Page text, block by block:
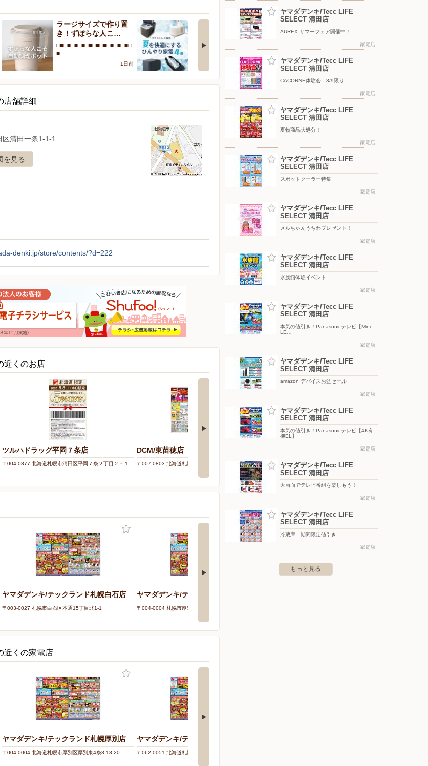
ラージサイズで作り置
き！ずぼらな人こ…
□■□■□■□■□■□■□■□■□■□■□
■…
1日前
プチストレス解消！夏
を快適にするひん…
□■□■□■□■□■□■□■□■□■□■□
4日前
Ankerの最新！水拭き
がすごいロボット…
□■□■□■□■□■□■□■□■□■□■□
店舗詳細
清田一条1-1-1
を見る
denki.jp/store/contents/?d=222
近くのお店
ツルハドラッグ平岡７条店
〒004-0877 北海道札幌市清田区平岡７条２丁目２－１
DCM/東苗穂店
〒007-0803 北海道札幌市東区東苗穂三条2-5-10 〒004-0814 北海道札幌市清田区美しが丘 4条5-389-176
ヤマダデンキ/テックランド札幌白石店
〒003-0027 札幌市白石区本通15丁目北1-1
ヤマダデンキ/テックランド札幌厚別店
〒004-0004 札幌市厚別区厚別東4条8-18-20
近くの家電店
ヤマダデンキ/テックランド札幌厚別店
〒004-0004 北海道札幌市厚別区厚別東4条8-18-20
ヤマダデンキ/テックランド札幌月寒店
〒062-0051 北海道札幌市豊平区月寒東1条12-1-1
ヤマダデンキ/Tecc LIFE
SELECT 清田店
AUREX サマーフェア開催中！
家電店
ヤマダデンキ/Tecc LIFE
SELECT 清田店
CACORNE体験会 8/9限り
家電店
ヤマダデンキ/Tecc LIFE
SELECT 清田店
夏物商品大処分！
家電店
ヤマダデンキ/Tecc LIFE
SELECT 清田店
スポットクーラー特集
家電店
ヤマダデンキ/Tecc LIFE
SELECT 清田店
メルちゃんうちわプレゼント！
家電店
ヤマダデンキ/Tecc LIFE
SELECT 清田店
水族館体験イベント
家電店
ヤマダデンキ/Tecc LIFE
SELECT 清田店
本気の値引き！Panasonicテレビ【Mini
LE…
家電店
ヤマダデンキ/Tecc LIFE
SELECT 清田店
amazon デバイスお盆セール
家電店
ヤマダデンキ/Tecc LIFE
SELECT 清田店
本気の値引き！Panasonicテレビ【4K有
機EL】
家電店
ヤマダデンキ/Tecc LIFE
SELECT 清田店
大画面でテレビ番組を楽しもう！
家電店
ヤマダデンキ/Tecc LIFE
SELECT 清田店
冷蔵庫 期間限定値引き
家電店
もっと見る